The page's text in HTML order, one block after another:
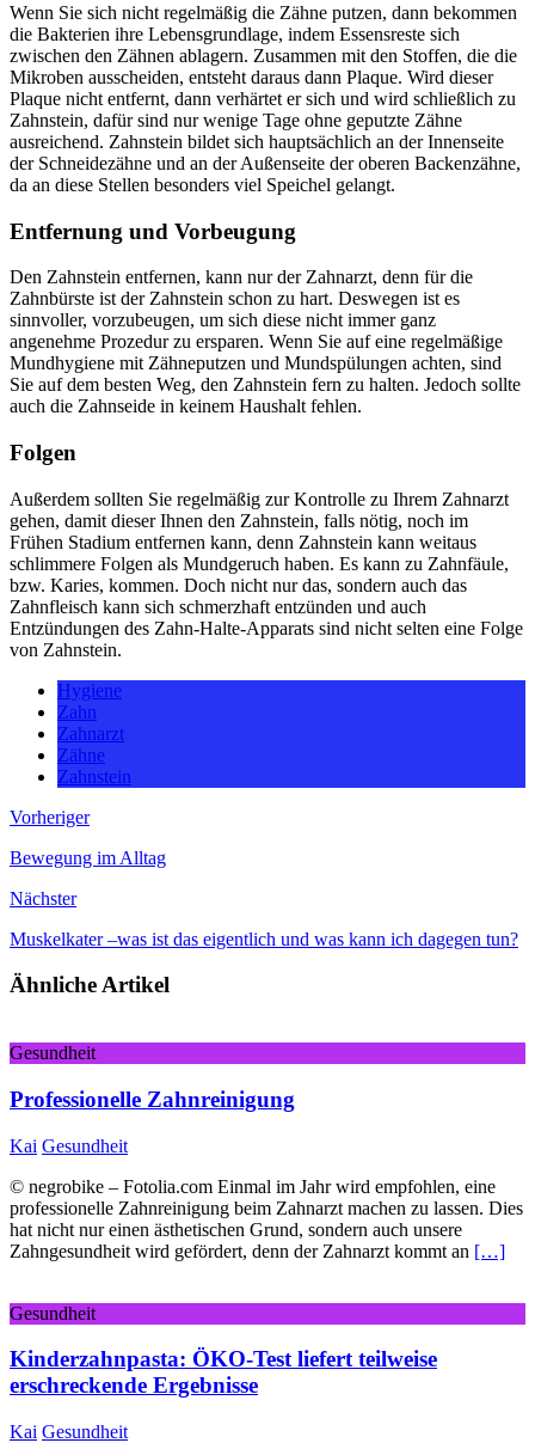
Wenn Sie sich nicht regelmäßig die Zähne putzen, dann bekommen
die Bakterien ihre Lebensgrundlage, indem Essensreste sich
zwischen den Zähnen ablagern. Zusammen mit den Stoffen, die die
Mikroben ausscheiden, entsteht daraus dann Plaque. Wird dieser
Plaque nicht entfernt, dann verhärtet er sich und wird schließlich zu
Zahnstein, dafür sind nur wenige Tage ohne geputzte Zähne
ausreichend. Zahnstein bildet sich hauptsächlich an der Innenseite
der Schneidezähne und an der Außenseite der oberen Backenzähne,
da an diese Stellen besonders viel Speichel gelangt.
Entfernung und Vorbeugung
Den Zahnstein entfernen, kann nur der Zahnarzt, denn für die
Zahnbürste ist der Zahnstein schon zu hart. Deswegen ist es
sinnvoller, vorzubeugen, um sich diese nicht immer ganz
angenehme Prozedur zu ersparen. Wenn Sie auf eine regelmäßige
Mundhygiene mit Zähneputzen und Mundspülungen achten, sind
Sie auf dem besten Weg, den Zahnstein fern zu halten. Jedoch sollte
auch die Zahnseide in keinem Haushalt fehlen.
Folgen
Außerdem sollten Sie regelmäßig zur Kontrolle zu Ihrem Zahnarzt
gehen, damit dieser Ihnen den Zahnstein, falls nötig, noch im
Frühen Stadium entfernen kann, denn Zahnstein kann weitaus
schlimmere Folgen als Mundgeruch haben. Es kann zu Zahnfäule,
bzw. Karies, kommen. Doch nicht nur das, sondern auch das
Zahnfleisch kann sich schmerzhaft entzünden und auch
Entzündungen des Zahn-Halte-Apparats sind nicht selten eine Folge
von Zahnstein.
Hygiene
Zahn
Zahnarzt
Zähne
Zahnstein
Vorheriger
Bewegung im Alltag
Nächster
Muskelkater –was ist das eigentlich und was kann ich dagegen tun?
Ähnliche Artikel
Gesundheit
Professionelle Zahnreinigung
Kai Gesundheit
© negrobike – Fotolia.com Einmal im Jahr wird empfohlen, eine
professionelle Zahnreinigung beim Zahnarzt machen zu lassen. Dies
hat nicht nur einen ästhetischen Grund, sondern auch unsere
Zahngesundheit wird gefördert, denn der Zahnarzt kommt an […]
Gesundheit
Kinderzahnpasta: ÖKO-Test liefert teilweise
erschreckende Ergebnisse
Kai Gesundheit